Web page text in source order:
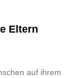
Eltern
auf ihrem